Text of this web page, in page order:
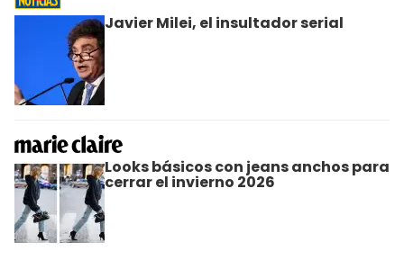
Javier Milei, el insultador serial
Looks básicos con jeans anchos para
cerrar el invierno 2026